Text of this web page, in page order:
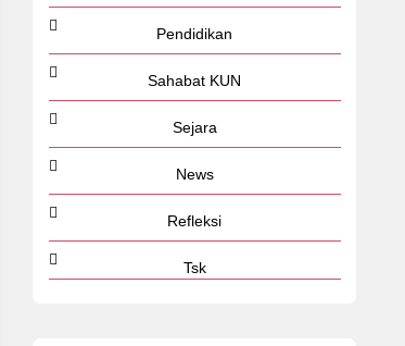
Pendidikan
Sahabat KUN
Sejara
News
Refleksi
Tsk